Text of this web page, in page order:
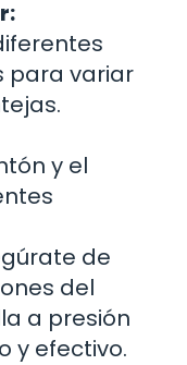
para variar
y el
de
del
a presión
y efectivo.